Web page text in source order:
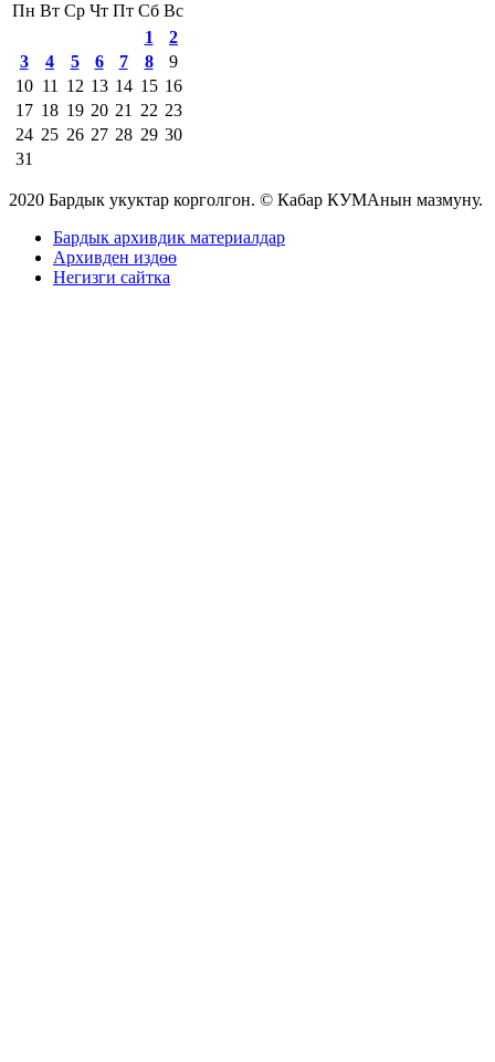
Пн Вт Ср Чт Пт Сб Вс
1
2
3
4 5 6 7 8
9
10 11 12 13 14 15 16
17 18 19 20 21 22 23
24 25 26 27 28 29 30
31
2020 Бардык укуктар корголгон. © Кабар КУМАнын мазмуну.
Бардык архивдик материалдар
Архивден издөө
Негизги сайтка